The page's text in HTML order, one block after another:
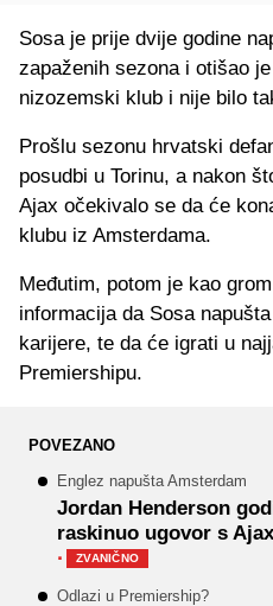
Sosa je prije dvije godine
zapaženih sezona i otišao
nizozemski klub i nije bilo
Prošlu sezonu hrvatski
posudbi u Torinu, a nakon
Ajax očekivalo se da će
klubu iz Amsterdama.
Međutim, potom je kao
informacija da Sosa
karijere, te da će igrati u
Premiershipu.
POVEZANO
Englez napušta Amsterdam
Jordan Henderson
raskinuo ugovor s
· ZVANIČNO
Odlazi u Premiership?